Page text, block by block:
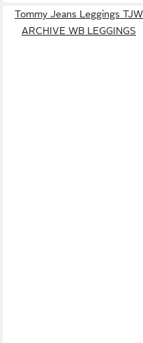
Tommy Jeans Leggings TJW
ARCHIVE WB LEGGINGS